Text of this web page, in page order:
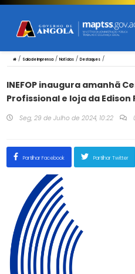
/ Sala de Imprensa/ Notícias/ Destaques/
INEFOP inaugura amanhã
Profissional e loja da Edison
Seg, 29 de Julho de 2024, 10:22
Partilhar Facebook Partilhar Twitter